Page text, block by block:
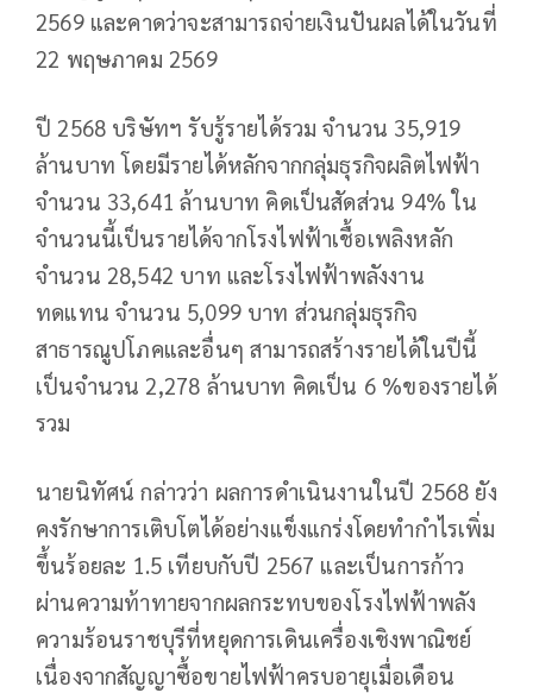
2569 และคาดว่าจะสามารถจ่ายเงินปันผลได้ในวันที่
22 พฤษภาคม 2569
ปี 2568 บริษัทฯ รับรู้รายได้รวม จำนวน 35,919
ล้านบาท โดยมีรายได้หลักจากกลุ่มธุรกิจผลิตไฟฟ้า
จำนวน 33,641 ล้านบาท คิดเป็นสัดส่วน 94% ใน
จำนวนนี้เป็นรายได้จากโรงไฟฟ้าเชื้อเพลิงหลัก
จำนวน 28,542 บาท และโรงไฟฟ้าพลังงาน
ทดแทน จำนวน 5,099 บาท ส่วนกลุ่มธุรกิจ
สาธารณูปโภคและอื่นๆ สามารถสร้างรายได้ในปีนี้
เป็นจำนวน 2,278 ล้านบาท คิดเป็น 6 %ของรายได้
รวม
นายนิทัศน์ กล่าวว่า ผลการดำเนินงานในปี 2568 ยัง
คงรักษาการเติบโตได้อย่างแข็งแกร่งโดยทำกำไรเพิ่ม
ขึ้นร้อยละ 1.5 เทียบกับปี 2567 และเป็นการก้าว
ผ่านความท้าทายจากผลกระทบของโรงไฟฟ้าพลัง
ความร้อนราชบุรีที่หยุดการเดินเครื่องเชิงพาณิชย์
เนื่องจากสัญญาซื้อขายไฟฟ้าครบอายุเมื่อเดือน